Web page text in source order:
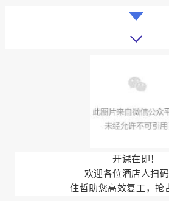
开课在即！
欢迎各位酒店人扫
住哲助您高效复工，抢